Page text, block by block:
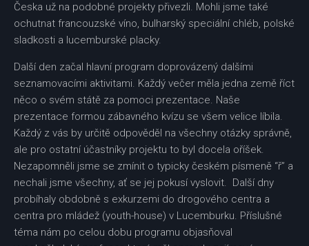
Česka už na podobné projekty přivezli. Mohli jsme také
ochutnat francouzské víno, bulharský speciální chléb, polské
sladkosti a lucemburské placky.
Další den začal hlavní program doprovázený dalšími
seznamovacími aktivitami. Každý večer měla jedna země říct
něco o svém státě za pomoci prezentace. Naše
prezentace formou zábavného kvízu se všem velice líbila.
Každý z vás by určitě odpověděl na všechny otázky správně,
ale pro ostatní účastníky projektu to byl docela oříšek.
Nezapomněli jsme se zmínit o typicky českém písmeně “ř” a
nechali jsme všechny, ať se jej pokusí vyslovit. Další dny
probíhaly obdobně s exkurzemi do drogového centra a
centra pro mládež (youth-house) v Lucemburku. Příslušné
téma nám po celou dobu programu objasňoval